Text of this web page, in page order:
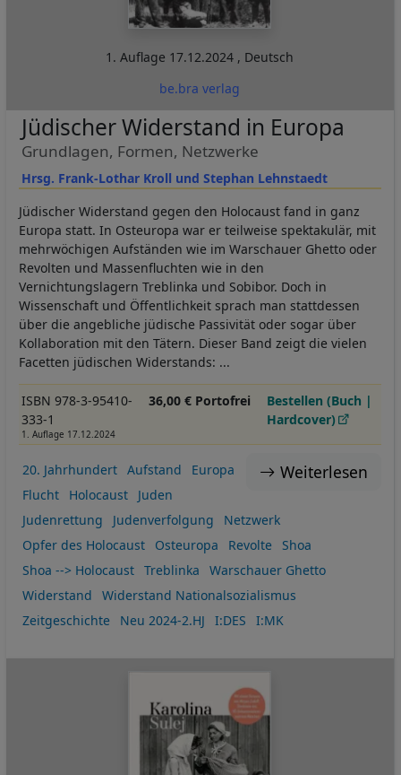
1. Auflage 17.12.2024 , Deutsch
be.bra verlag
Hrsg. Frank-Lothar Kroll und Stephan Lehnstaedt
Jüdischer Widerstand in Europa
Grundlagen, Formen, Netzwerke
Jüdischer Widerstand gegen den Holocaust fand in ganz
Europa statt. In Osteuropa war er teilweise spektakulär, mit
mehrwöchigen Aufständen wie im Warschauer Ghetto oder
Revolten und Massenfluchten wie in den
Vernichtungslagern Treblinka und Sobibor. Doch in
Wissenschaft und Öffentlichkeit sprach man stattdessen
über die angebliche jüdische Passivität oder sogar über
Kollaboration mit den Tätern. Dieser Band zeigt die vielen
Facetten jüdischen Widerstands: ...
ISBN 978-3-95410-
333-1
1. Auflage 17.12.2024
36,00 € Portofrei
Bestellen (Buch |
Hardcover)
Weiterlesen
20. Jahrhundert Aufstand
Europa
Flucht
Holocaust
Juden
Judenrettung
Judenverfolgung
Netzwerk
Opfer des Holocaust
Osteuropa Revolte
Shoa
Shoa --> Holocaust
Treblinka
Warschauer Ghetto
Widerstand
Widerstand Nationalsozialismus
Zeitgeschichte
Neu 2024-2.HJ I:DES I:MK